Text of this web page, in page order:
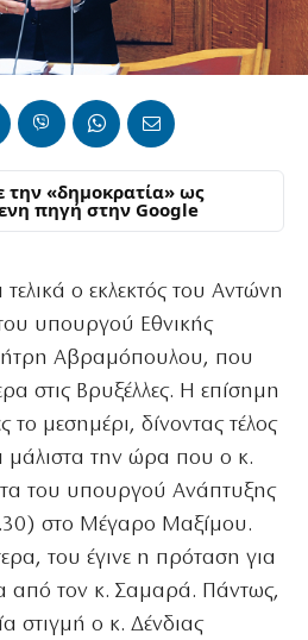
την «δημοκρατία» ως
πηγή στην Google
ο εκλεκτός του Αντώνη
υπουργού Εθνικής
Αβραμόπουλου, που
στις Βρυξέλλες. Η επίσημη
το μεσημέρι, δίνοντας τέλος
μάλιστα την ώρα που ο κ.
του υπουργού Ανάπτυξης
στο Μέγαρο Μαξίμου.
του έγινε η πρόταση για
από τον κ. Σαμαρά. Πάντως,
στιγμή ο κ. Δένδιας